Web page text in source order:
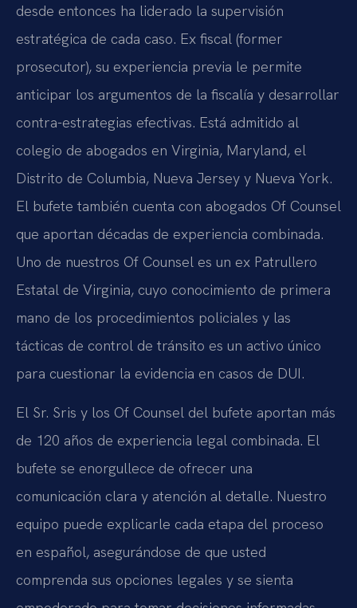
desde entonces ha liderado la supervisión
estratégica de cada caso. Ex fiscal (former
prosecutor), su experiencia previa le permite
anticipar los argumentos de la fiscalía y desarrollar
contra-estrategias efectivas. Está admitido al
colegio de abogados en Virginia, Maryland, el
Distrito de Columbia, Nueva Jersey y Nueva York.
El bufete también cuenta con abogados Of Counsel
que aportan décadas de experiencia combinada.
Uno de nuestros Of Counsel es un ex Patrullero
Estatal de Virginia, cuyo conocimiento de primera
mano de los procedimientos policiales y las
tácticas de control de tránsito es un activo único
para cuestionar la evidencia en casos de DUI.
El Sr. Sris y los Of Counsel del bufete aportan más
de 120 años de experiencia legal combinada. El
bufete se enorgullece de ofrecer una
comunicación clara y atención al detalle. Nuestro
equipo puede explicarle cada etapa del proceso
en español, asegurándose de que usted
comprenda sus opciones legales y se sienta